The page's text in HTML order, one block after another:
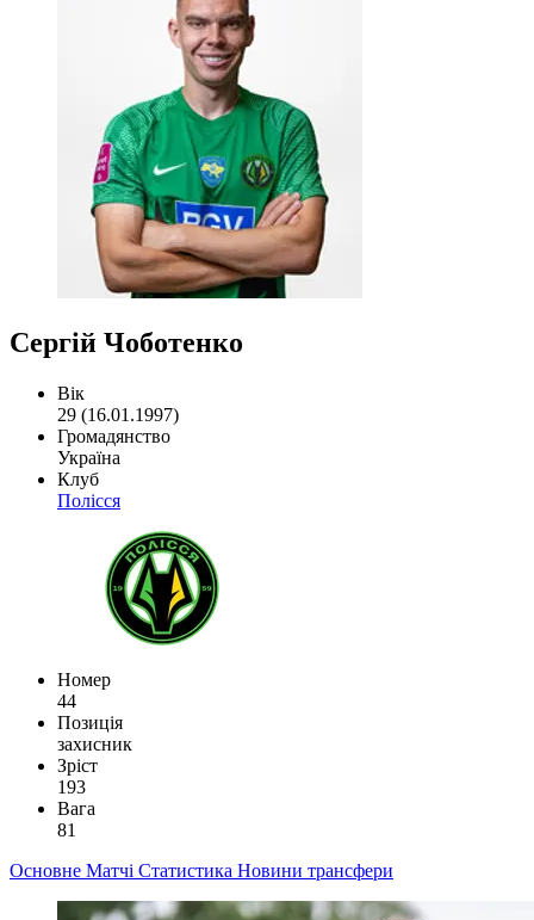
Сергій Чоботенко
Вік
29 (16.01.1997)
Громадянство
Україна
Клуб
Полісся
Номер
44
Позиція
захисник
Зріст
193
Вага
81
Основне Матчі Статистика Новини трансфери